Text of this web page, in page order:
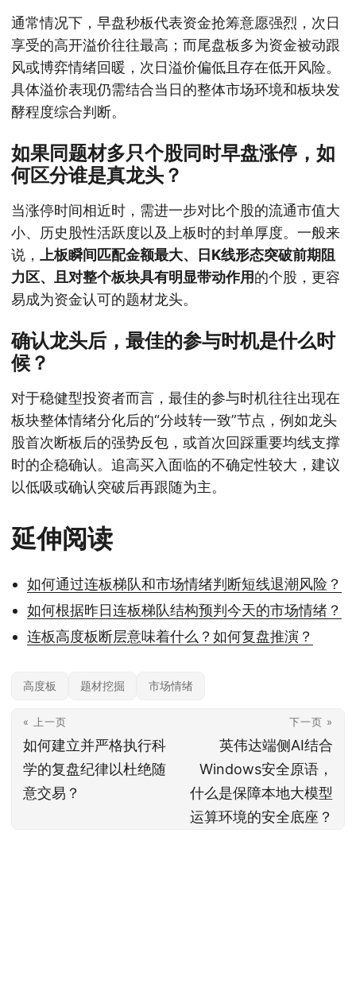
通常情况下，早盘秒板代表资金抢筹意愿强烈，次日
享受的高开溢价往往最高；而尾盘板多为资金被动跟
风或博弈情绪回暖，次日溢价偏低且存在低开风险。
具体溢价表现仍需结合当日的整体市场环境和板块发
酵程度综合判断。
如果同题材多只个股同时早盘涨停，如
何区分谁是真龙头？
当涨停时间相近时，需进一步对比个股的流通市值大
小、历史股性活跃度以及上板时的封单厚度。一般来
说，
上板瞬间匹配金额最大、日K线形态突破前期阻
力区、且对整个板块具有明显带动作用的个股，更容
易成为资金认可的题材龙头。
确认龙头后，最佳的参与时机是什么时
候？
对于稳健型投资者而言，最佳的参与时机往往出现在
板块整体情绪分化后的“分歧转一致”节点，例如龙头
股首次断板后的强势反包，或首次回踩重要均线支撑
时的企稳确认。追高买入面临的不确定性较大，建议
以低吸或确认突破后再跟随为主。
延伸阅读
如何通过连板梯队和市场情绪判断短线退潮风险？
如何根据昨日连板梯队结构预判今天的市场情绪？
连板高度板断层意味着什么？如何复盘推演？
高度板 题材挖掘 市场情绪
« 上一页
如何建立并严格执行科
学的复盘纪律以杜绝随
意交易？
下一页 »
英伟达端侧AI结合
Windows安全原语，
什么是保障本地大模型
运算环境的安全底座？